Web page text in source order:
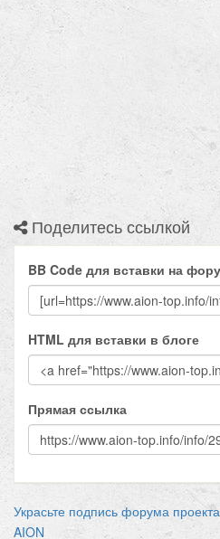
Поделитесь ссылкой
BB Code для вставки на
HTML для вставки в блоге
Прямая ссылка
Украсьте подпись форума
AION